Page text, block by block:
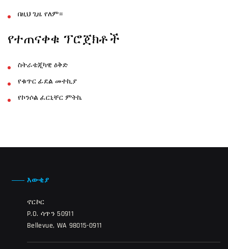
በዚህ ጊዜ የለም።
የተጠናቀቁ ፕሮጀክቶች
ስትራቴጂካዊ ዕቅድ
የቁጥር ፊደል መተኪያ
የኮንሶል ፈርኒቸር ምትኬ
እውቂያ
ኖርኮር
P.O. ሳጥን 50911
Bellevue, WA 98015-0911